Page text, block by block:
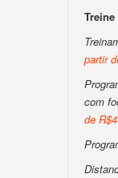
partir
com
de